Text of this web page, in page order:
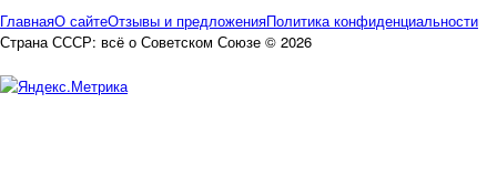
ГлавнаяО сайтеОтзывы и предложенияПолитика конфиденциальности
Страна СССР: всё о Советском Союзе © 2026